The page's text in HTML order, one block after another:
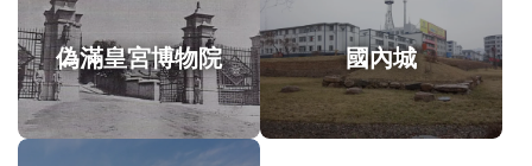
在所有天氣條件下運行；請穿著得體
偽滿皇宮博物院 國內城